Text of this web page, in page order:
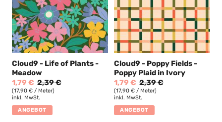
Cloud9 - Life of Plants -
Meadow
1,79 € 2,39 €
(17,90 € / Meter)
inkl. MwSt.
ANGEBOT
Cloud9 - Poppy Fields -
Poppy Plaid in Ivory
1,79 € 2,39 €
(17,90 € / Meter)
inkl. MwSt.
ANGEBOT